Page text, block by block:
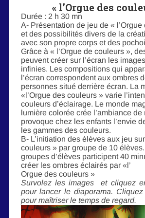
« l’Orgue des
Durée : 2 h 30 mn
A- Présentation de jeu de «
et des possibilités divers de la
avec son propre corps et des
Grâce à « l’Orgue de couleurs »,
peuvent créer sur l’écran les
infinies. Les compositions qui
l’écran correspondent aux ombres
personnes situé derrière écran. La
«l’Orgue des couleurs » varie
couleurs d’éclairage. Le monde
lumière colorée crée l’ambiance de
provoque chez les enfants l’envie
les gammes des couleurs.
B- L’initiation des élèves aux jeu
couleurs » par groupe de 10
groupes d’élèves participent 40
créer les ombres éclairés par «l’
Orgue des couleurs »
Survolez les images et cliquez
pour lancer le diaporama.
pour maîtriser le temps de regard.